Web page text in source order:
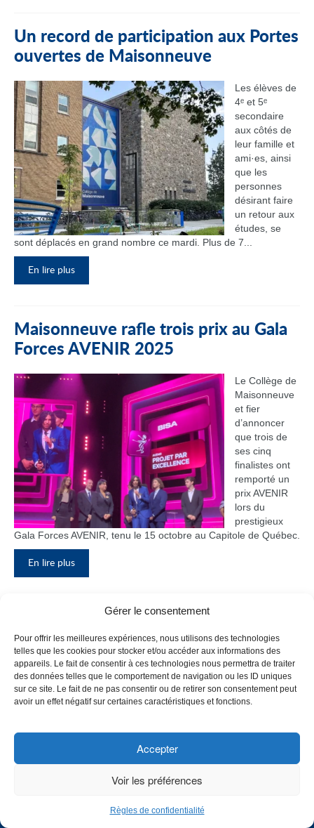
Gérer le consentement
Pour offrir les meilleures expériences, nous utilisons des technologies
telles que les cookies pour stocker et/ou accéder aux informations des
appareils. Le fait de consentir à ces technologies nous permettra de traiter
des données telles que le comportement de navigation ou les ID uniques
sur ce site. Le fait de ne pas consentir ou de retirer son consentement peut
avoir un effet négatif sur certaines caractéristiques et fonctions.
Accepter
Voir les préférences
Règles de confidentialité
Un record de participation aux Portes
ouvertes de Maisonneuve
Les élèves de
4ᵉ et 5ᵉ
secondaire
aux côtés de
leur famille et
ami·es, ainsi
que les
personnes
désirant faire
un retour aux
études, se
sont déplacés en grand nombre ce mardi. Plus de 7...
En lire plus
Maisonneuve rafle trois prix au Gala
Forces AVENIR 2025
Le Collège de
Maisonneuve
et fier
d’annoncer
que trois de
ses cinq
finalistes ont
remporté un
prix AVENIR
lors du
prestigieux
Gala Forces AVENIR, tenu le 15 octobre au Capitole de Québec.
En lire plus
bloc F
Le Collège de
Maisonneuve
a inauguré
CHOISISSEZ UN PROFIL